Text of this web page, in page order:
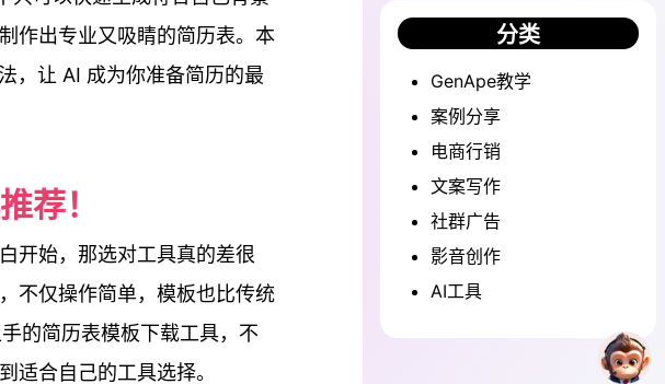
作出专业又吸睛的简历表。本
，让 AI 成为你准备简历的最
荐！
开始，那选对工具真的差很
不仅操作简单，模板也比传统
的简历表模板下载工具，不
适合自己的工具选择。
分类
GenApe教学
案例分享
电商行销
文案写作
社群广告
影音创作
AI工具